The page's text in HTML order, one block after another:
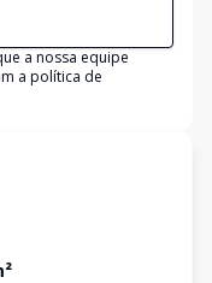
a nossa equipe
a política de